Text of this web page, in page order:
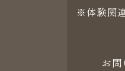
※体験関
お